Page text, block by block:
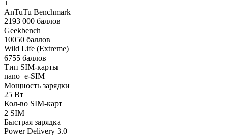
+
AnTuTu Benchmark
2193 000 баллов
Geekbench
10050 баллов
Wild Life (Extreme)
6755 баллов
Тип SIM-карты
nano+e-SIM
Мощность зарядки
25 Вт
Кол-во SIM-карт
2 SIM
Быстрая зарядка
Power Delivery 3.0